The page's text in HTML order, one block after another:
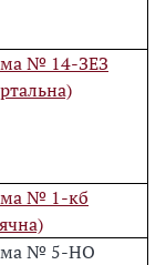
№ 14-ЗЕЗ
№ 1-кб
№ 5-НО